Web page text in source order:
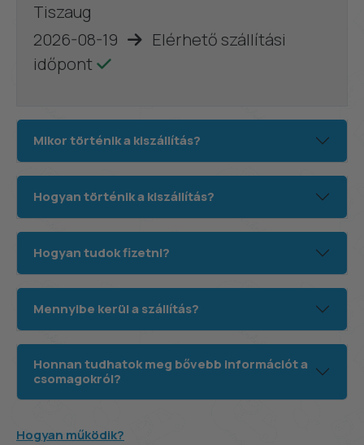
Tiszaug
2026-08-19
Elérhető szállítási
időpont
Mikor történik a kiszállítás?
Hogyan történik a kiszállítás?
Hogyan tudok fizetni?
Mennyibe kerül a szállítás?
Honnan tudhatok meg bővebb információt a
csomagokról?
Hogyan működik?